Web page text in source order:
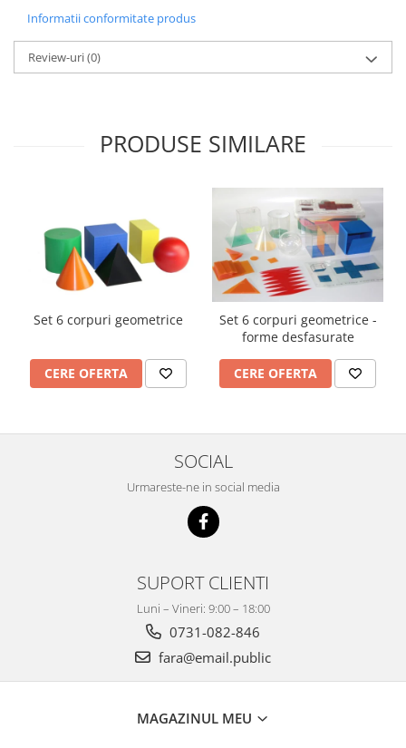
Videoproiectoare
Videoproiectoare
Ecrane Proiectie
Accesorii Laptopuri
Periferice PC
Conectivitate si Accesorii
Monitoare
Tablete si Accesorii
Imprimante si Multifunctionale
Multifunctionale
Videoconferinta si Colaborare
Camere Videoconferinta
Kit Robotic Educational
Software Educational
Mobilier Cresa si Gradinita
Mese gradinita
Informatii conformitate produs
Review-uri(0)
PRODUSE SIMILARE
Set 6 corpuri geometrice
CERE OFERTA
Set 6 corpuri geometrice -
forme desfasurate
CERE OFERTA
SOCIAL
Urmareste-ne in social media
SUPORT CLIENTI
Luni – Vineri: 9:00 – 18:00
0731-082-846
fara@email.public
MAGAZINUL MEU